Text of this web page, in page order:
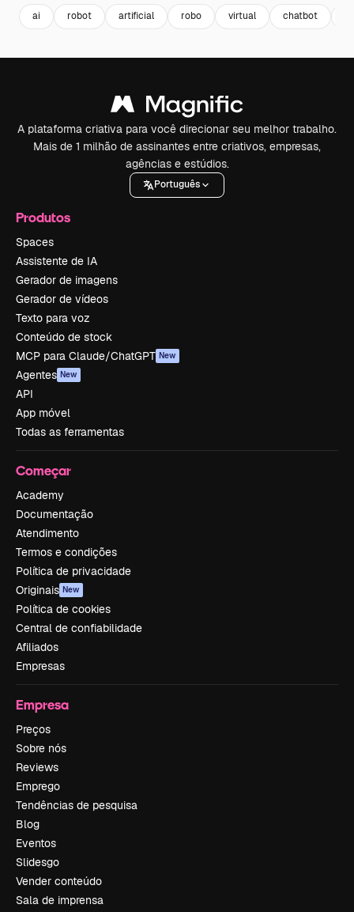
ai robot artificial robo virtual chatbot
A plataforma criativa para você direcionar seu melhor trabalho.
Mais de 1 milhão de assinantes entre criativos, empresas,
agências e estúdios.
Português
Produtos
Spaces
Assistente de IA
Gerador de imagens
Gerador de vídeos
Texto para voz
Conteúdo de stock
MCP para Claude/ChatGPT New
Agentes New
API
App móvel
Todas as ferramentas
Começar
Academy
Documentação
Atendimento
Termos e condições
Política de privacidade
Originais New
Política de cookies
Central de confiabilidade
Afiliados
Empresas
Empresa
Preços
Sobre nós
Reviews
Emprego
Tendências de pesquisa
Blog
Eventos
Slidesgo
Vender conteúdo
Sala de imprensa